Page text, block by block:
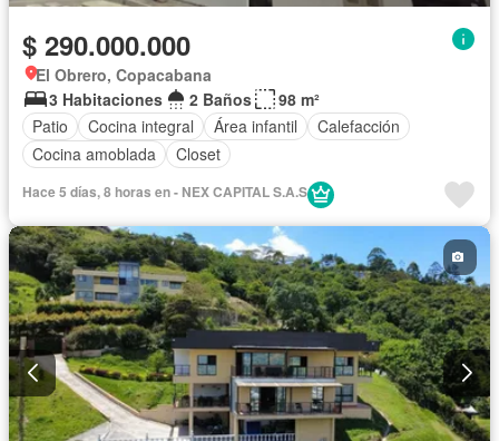
$ 290.000.000
El Obrero, Copacabana
3 Habitaciones
2 Baños
98 m²
Patio
Cocina integral Área infantil
Calefacción
Cocina amoblada
Closet
Hace 5 días, 8 horas en - NEX CAPITAL S.A.S